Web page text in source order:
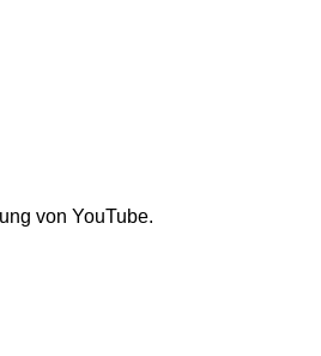
von YouTube.